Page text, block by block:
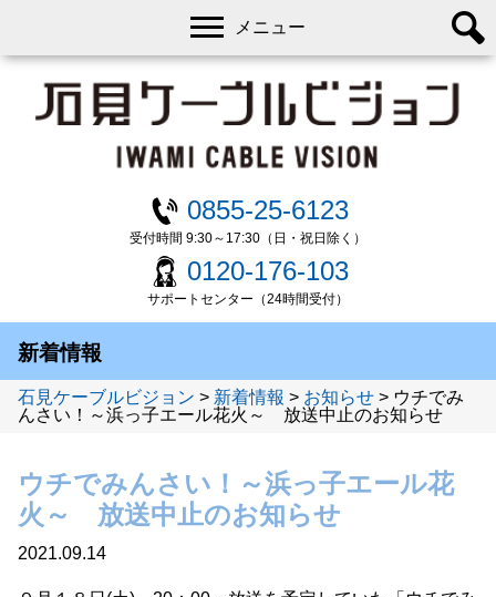
0855-25-6123
受付時間 9:30～17:30（日・祝日除く）
0120-176-103
サポートセンター（24時間受付）
メニュー
新着情報
石見ケーブルビジョン > 新着情報 > お知らせ > ウチでみ
んさい！～浜っ子エール花火～ 放送中止のお知らせ
ウチでみんさい！～浜っ子エール花
火～ 放送中止のお知らせ
2021.09.14